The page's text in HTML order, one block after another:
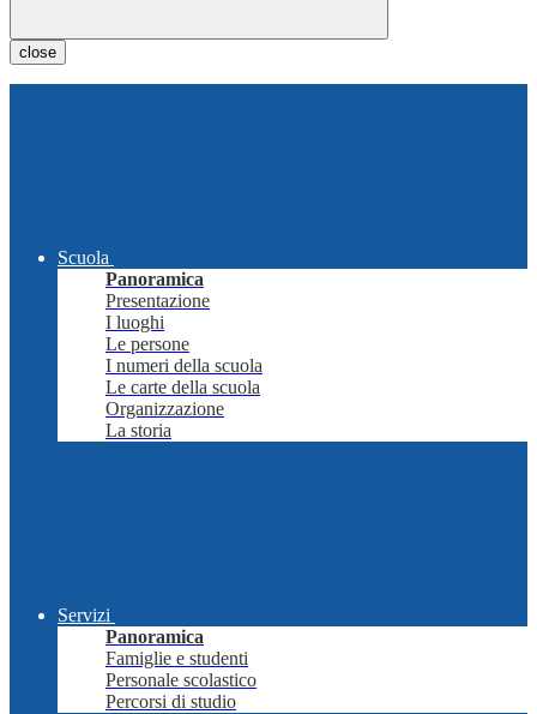
close
Scuola
Panoramica
Presentazione
I luoghi
Le persone
I numeri della scuola
Le carte della scuola
Organizzazione
La storia
Servizi
Panoramica
Famiglie e studenti
Personale scolastico
Percorsi di studio